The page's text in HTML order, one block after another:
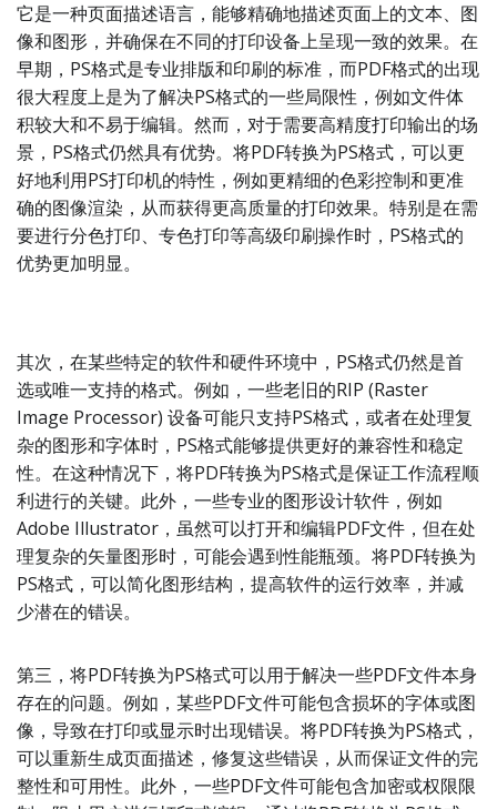
它是一种页面描述语言，能够精确地描述页面上的文本、图
像和图形，并确保在不同的打印设备上呈现一致的效果。在
早期，PS格式是专业排版和印刷的标准，而PDF格式的出现
很大程度上是为了解决PS格式的一些局限性，例如文件体
积较大和不易于编辑。然而，对于需要高精度打印输出的场
景，PS格式仍然具有优势。将PDF转换为PS格式，可以更
好地利用PS打印机的特性，例如更精细的色彩控制和更准
确的图像渲染，从而获得更高质量的打印效果。特别是在需
要进行分色打印、专色打印等高级印刷操作时，PS格式的
优势更加明显。
其次，在某些特定的软件和硬件环境中，PS格式仍然是首
选或唯一支持的格式。例如，一些老旧的RIP (Raster
Image Processor) 设备可能只支持PS格式，或者在处理复
杂的图形和字体时，PS格式能够提供更好的兼容性和稳定
性。在这种情况下，将PDF转换为PS格式是保证工作流程顺
利进行的关键。此外，一些专业的图形设计软件，例如
Adobe Illustrator，虽然可以打开和编辑PDF文件，但在处
理复杂的矢量图形时，可能会遇到性能瓶颈。将PDF转换为
PS格式，可以简化图形结构，提高软件的运行效率，并减
少潜在的错误。
第三，将PDF转换为PS格式可以用于解决一些PDF文件本身
存在的问题。例如，某些PDF文件可能包含损坏的字体或图
像，导致在打印或显示时出现错误。将PDF转换为PS格式，
可以重新生成页面描述，修复这些错误，从而保证文件的完
整性和可用性。此外，一些PDF文件可能包含加密或权限限